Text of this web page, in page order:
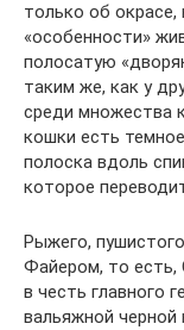
только об окрасе,
«особенности»
полосатую
таким же, как у
среди множества
кошки есть
полоска вдоль
которое
Рыжего,
Файером, то есть,
в честь главного
вальяжной черной